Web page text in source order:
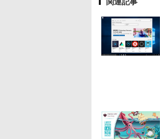
関連記事